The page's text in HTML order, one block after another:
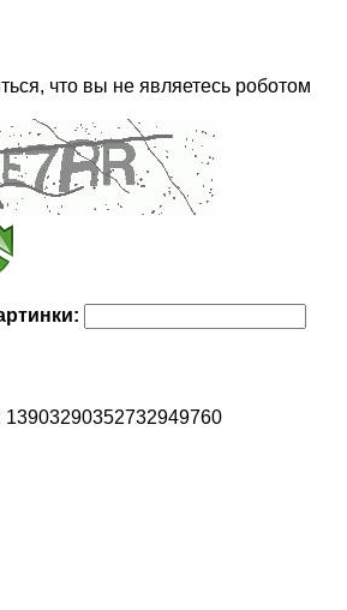
что вы не являетесь роботом
13903290352732949760